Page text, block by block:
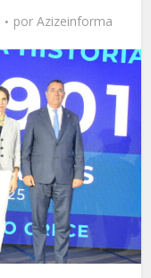
por Azizeinforma